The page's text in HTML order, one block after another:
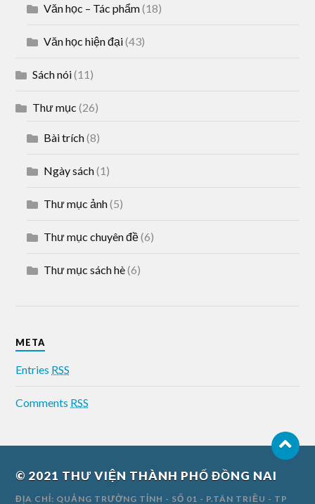
Văn học – Tác phẩm(18)
Văn học hiện đại(43)
Sách nói(11)
Thư mục (26)
Bài trích(8)
Ngày sách(1)
Thư mục ảnh(5)
Thư mục chuyên đề(6)
Thư mục sách hè(6)
META
Entries RSS
Comments RSS
© 2021 THƯ VIỆN THÀNH PHỐ ĐỒNG NAI
ĐỊA CHỈ: QUẢNG TRƯỜNG TỈNH - SỐ 01 - P.TÂN TRIỀU - TP